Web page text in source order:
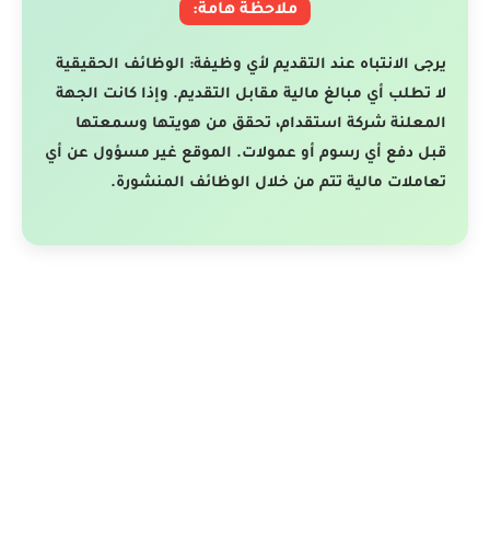
ملاحظة هامة:
يرجى الانتباه عند التقديم لأي وظيفة: الوظائف الحقيقية
لا تطلب أي مبالغ مالية مقابل التقديم. وإذا كانت الجهة
المعلنة شركة استقدام، تحقق من هويتها وسمعتها
قبل دفع أي رسوم أو عمولات. الموقع غير مسؤول عن أي
تعاملات مالية تتم من خلال الوظائف المنشورة.